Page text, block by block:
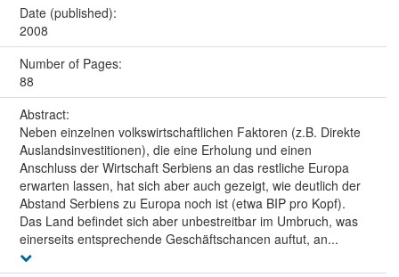
Date (published):
2008
Number of Pages:
88
Abstract:
Neben einzelnen volkswirtschaftlichen Faktoren (z.B. Direkte
Auslandsinvestitionen), die eine Erholung und einen
Anschluss der Wirtschaft Serbiens an das restliche Europa
erwarten lassen, hat sich aber auch gezeigt, wie deutlich der
Abstand Serbiens zu Europa noch ist (etwa BIP pro Kopf).
Das Land befindet sich aber unbestreitbar im Umbruch, was
einerseits entsprechende Geschäftschancen auftut, an...